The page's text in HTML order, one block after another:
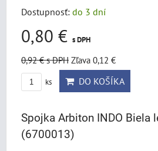
Dostupnosť: do 3 dní
0,80 € s DPH
0,92 €s DPH Zľava 0,12 €
ks DO KOŠÍKA
Spojka Arbiton INDO Biela
(6700013)